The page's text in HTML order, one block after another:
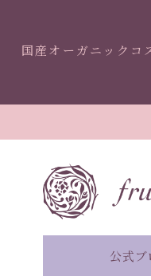
国産オーガニックコ
製品一覧
スキンケア
エステTOP
フェイシャル
オーガニックコスメ
アドバイザー講座
公式ブ